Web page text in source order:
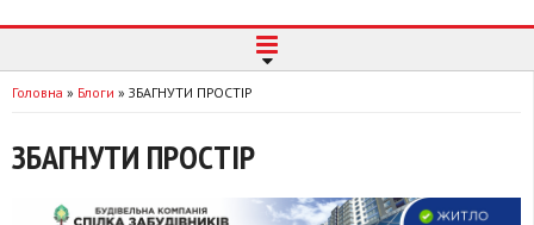
Головна » Блоги » ЗБАГНУТИ ПРОСТІР
ЗБАГНУТИ ПРОСТІР